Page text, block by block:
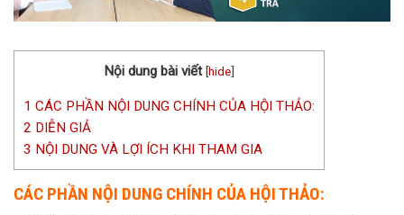
Nội dung bài viết [hide]
1 CÁC PHẦN NỘI DUNG CHÍNH CỦA HỘI THẢO:
2 DIỄN GIẢ
3 NỘI DUNG VÀ LỢI ÍCH KHI THAM GIA
CÁC PHẦN NỘI DUNG CHÍNH CỦA HỘI THẢO: